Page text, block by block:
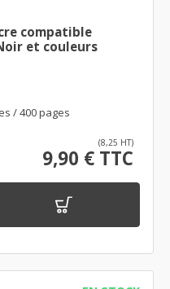
compatible
et couleurs
/ 400 pages
(8,25 HT)
9,90 € TTC